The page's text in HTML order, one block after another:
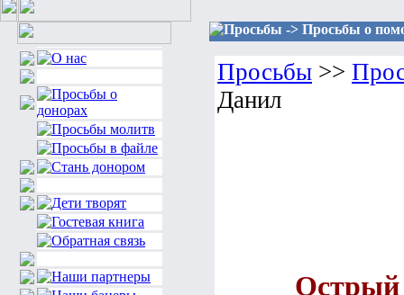
Просьбы -> Просьбы о
Просьбы >>
Данил